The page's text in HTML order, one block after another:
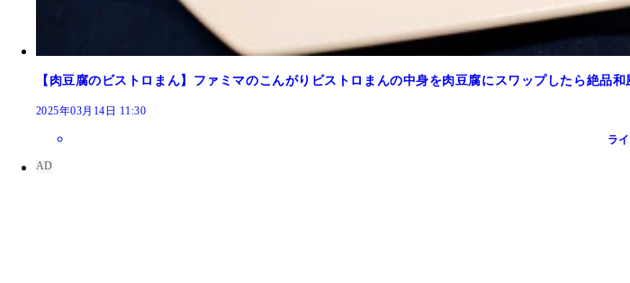
【肉豆腐のビストロまん】ファミマのこんがりビストロまんの中身を肉豆腐にスワップしたら絶品
2025年03月14日 11:30
ラ